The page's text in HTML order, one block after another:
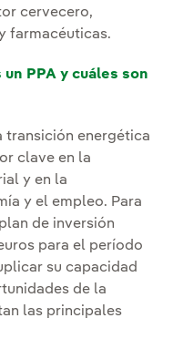
cervecero,
farmacéuticas.
un PPA y cuáles son
transición energética
clave en la
y en la
y el empleo. Para
de inversión
para el período
su capacidad
de la
las principales